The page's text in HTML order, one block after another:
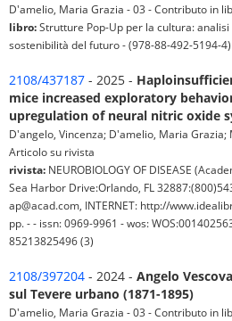
D'amelio, Maria Grazia - 03 - Contributo in
libro:Strutture Pop-Up per la cultura:
sostenibilità del futuro - (978-88-492-5194-4)
2108/437187 - 2025 -
mice increased exploratory
upregulation of neural nitric oxide
D'angelo, Vincenza; D'amelio, Maria
Articolo su rivista
rivista: NEUROBIOLOGY OF DISEASE
Sea Harbor Drive:Orlando, FL
ap@acad.com, INTERNET: http://
pp. - - issn: 0969-9961 - wos:
85213825496 (3)
2108/397204 - 2024 - Angelo
sul Tevere urbano (1871-1895)
D'amelio, Maria Grazia - 03 - Contributo in